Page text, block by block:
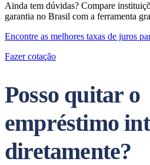
Ainda tem dúvidas? Compare
garantia no Brasil com a ferramenta
Encontre as melhores taxas de juros
Fazer cotação
Posso quitar o
empréstimo
diretamente?